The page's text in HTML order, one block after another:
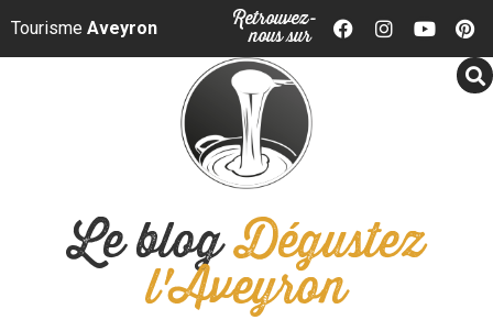
Panneau de gestion des cookies
Tourisme Aveyron Retrouvez-
nous sur
Le blogDégustez
l'Aveyron